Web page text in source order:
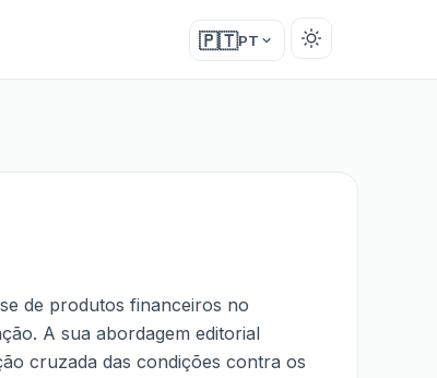
🇵🇹PT
de produtos financeiros no
A sua abordagem editorial
cruzada das condições contra os